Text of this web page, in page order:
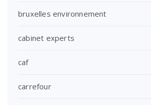
bruxelles environnement
cabinet experts
caf
carrefour